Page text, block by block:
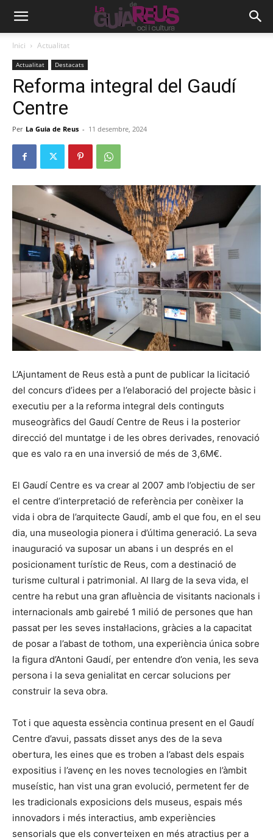
Inici Actualitat
Actualitat Destacats
Reforma integral del Gaudí
Centre
Per La Guia de Reus - 11 desembre, 2024
L’Ajuntament de Reus està a punt de publicar la licitació
del concurs d’idees per a l’elaboració del projecte bàsic i
executiu per a la reforma integral dels continguts
museogràfics del Gaudí Centre de Reus i la posterior
direcció del muntatge i de les obres derivades, renovació
que es valo ra en una inversió de més de 3,6M€.
El Gaudí Centre es va crear al 2007 amb l’objectiu de ser
el centre d’interpretació de referència per conèixer la
vida i obra de l’arquitecte Gaudí, amb el que fou, en el seu
dia, una museologia pionera i d’última generació. La seva
inauguració va suposar un abans i un després en el
posicionament turístic de Reus, com a destinació de
turisme cultural i patrimonial. Al llarg de la seva vida, el
centre ha rebut una gran afluència de visitants nacionals i
internacionals amb gairebé 1 milió de persones que han
passat per les seves instal·lacions, gràcies a la capacitat
de posar a l’abast de tothom, una experiència única sobre
la figura d’Antoni Gaudí, per entendre d’on venia, les seva
persona i la seva genialitat en cercar solucions per
construir la seva obra.
Tot i que aquesta essència continua present en el Gaudí
Centre d’avui, passats disset anys des de la seva
obertura, les eines que es troben a l’abast dels espais
expositius i l’avenç en les noves tecnologies en l’àmbit
museístic, han vist una gran evolució, permetent fer de
les tradicionals exposicions dels museus, espais més
innovadors i més interactius, amb experiències
sensorials que els converteixen en més atractius per a